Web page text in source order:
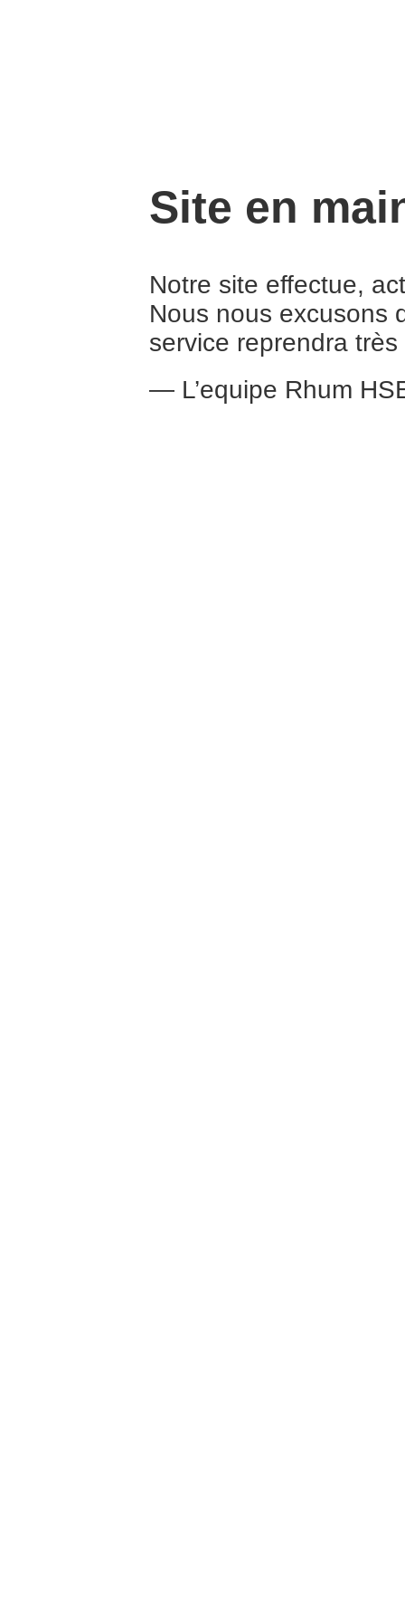
Site en
Notre site effectue,
Nous nous excusons
service reprendra
— L’equipe Rhum